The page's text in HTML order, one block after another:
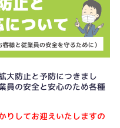
大防止と予防につきまし
員の安全と安心のため各種
りしてお迎えいたしますの